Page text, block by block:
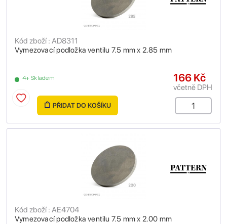
Vymezovací podložka ventilu 7.5 mm x 2.85 mm
Kód zboží : AD8311
4+ Skladem 166 Kč
včetně DPH
PŘIDAT DO KOŠÍKU
Vymezovací podložka ventilu 7.5 mm x 2.00 mm
Kód zboží : AE4704